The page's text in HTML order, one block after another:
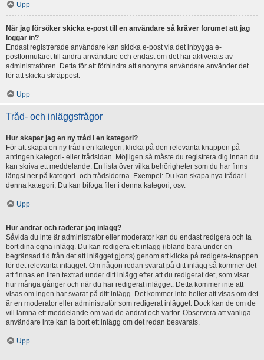
Upp
När jag försöker skicka e-post till en användare så kräver forumet att jag
loggar in?
Endast registrerade användare kan skicka e-post via det inbygga e-
postformuläret till andra användare och endast om det har aktiverats av
administratören. Detta för att förhindra att anonyma användare använder det
för att skicka skräppost.
Upp
Tråd- och inläggsfrågor
Hur skapar jag en ny tråd i en kategori?
För att skapa en ny tråd i en kategori, klicka på den relevanta knappen på
antingen kategori- eller trådsidan. Möjligen så måste du registrera dig innan du
kan skriva ett meddelande. En lista över vilka behörigheter som du har finns
längst ner på kategori- och trådsidorna. Exempel: Du kan skapa nya trådar i
denna kategori, Du kan bifoga filer i denna kategori, osv.
Upp
Hur ändrar och raderar jag inlägg?
Såvida du inte är administratör eller moderator kan du endast redigera och ta
bort dina egna inlägg. Du kan redigera ett inlägg (ibland bara under en
begränsad tid från det att inlägget gjorts) genom att klicka på redigera-knappen
för det relevanta inlägget. Om någon redan svarat på ditt inlägg så kommer det
att finnas en liten textrad under ditt inlägg efter att du redigerat det, som visar
hur många gånger och när du har redigerat inlägget. Detta kommer inte att
visas om ingen har svarat på ditt inlägg. Det kommer inte heller att visas om det
är en moderator eller administratör som redigerat inlägget. Dock kan de om de
vill lämna ett meddelande om vad de ändrat och varför. Observera att vanliga
användare inte kan ta bort ett inlägg om det redan besvarats.
Upp